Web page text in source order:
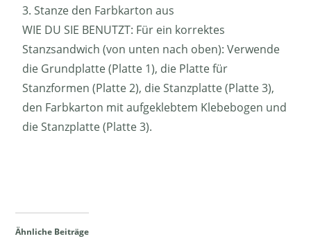
3. Stanze den Farbkarton aus
WIE DU SIE BENUTZT: Für ein korrektes
Stanzsandwich (von unten nach oben): Verwende
die Grundplatte (Platte 1), die Platte für
Stanzformen (Platte 2), die Stanzplatte (Platte 3),
den Farbkarton mit aufgeklebtem Klebebogen und
die Stanzplatte (Platte 3).
Ähnliche Beiträge